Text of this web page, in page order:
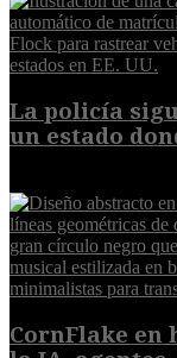
La policía
un estado
CornFlake en